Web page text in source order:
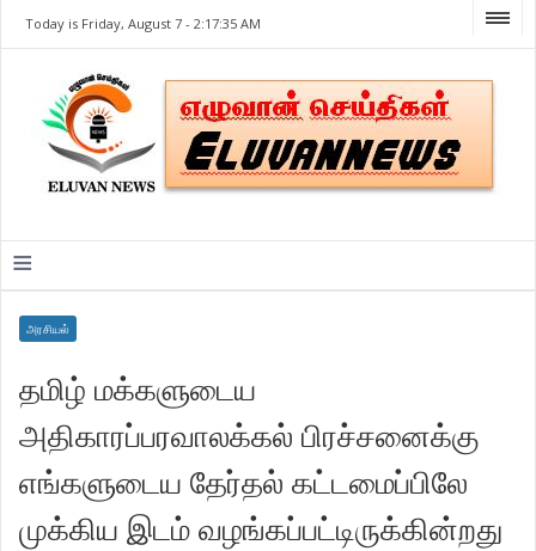
Today is Friday, August 7 -2:17:35 AM
≡
அரசியல்
தமிழ் மக்களுடைய
அதிகாரப்பரவாலக்கல் பிரச்சனைக்கு
எங்களுடைய தேர்தல் கட்டமைப்பிலே
முக்கிய இடம் வழங்கப்பட்டிருக்கின்றது